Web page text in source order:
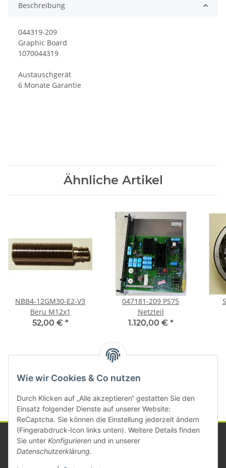
Wie wir Cookies & Co nutzen
Durch Klicken auf „Alle akzeptieren“ gestatten Sie den
Einsatz folgender Dienste auf unserer Website:
ReCaptcha. Sie können die Einstellung jederzeit ändern
(Fingerabdruck-Icon links unten). Weitere Details finden
Sie unter Konfigurieren und in unserer
Datenschutzerklärung.
Beschreibung
044319-209
Graphic Board
1070044319
Austauschgerät
6 Monate Garantie
Ähnliche Artikel
NBB4-12GM30-E2-V3
Beru M12x1
52,00 € *
047181-209 PS75
Netzteil
1.120,00 € *
Kategorien